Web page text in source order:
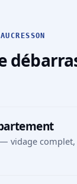
— vidage